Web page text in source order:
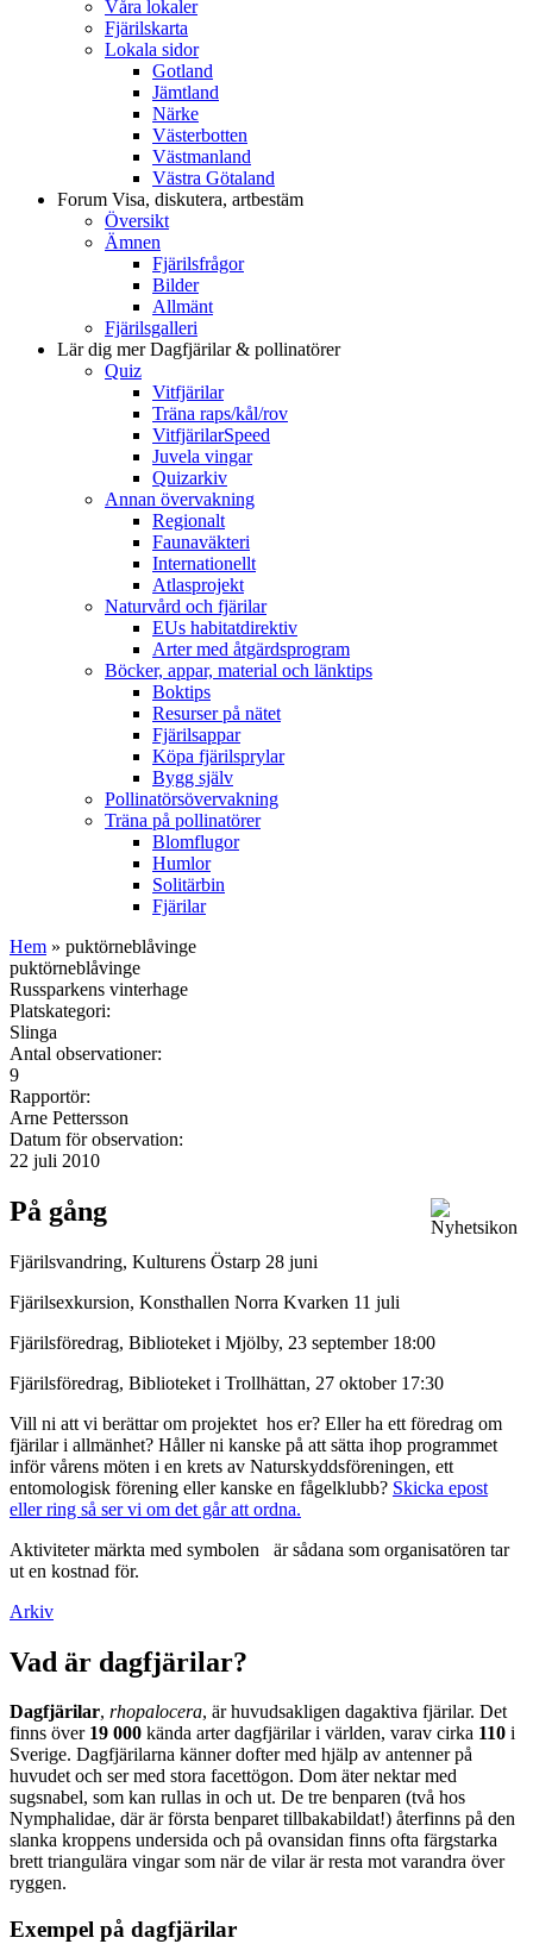
Våra lokaler
Fjärilskarta
Lokala sidor
Gotland
Jämtland
Närke
Västerbotten
Västmanland
Västra Götaland
Forum Visa, diskutera, artbestäm
Översikt
Ämnen
Fjärilsfrågor
Bilder
Allmänt
Fjärilsgalleri
Lär dig merDagfjärilar & pollinatörer
Quiz
Vitfjärilar
Träna raps/kål/rov
VitfjärilarSpeed
Juvela vingar
Quizarkiv
Annan övervakning
Regionalt
Faunaväkteri
Internationellt
Atlasprojekt
Naturvård och fjärilar
EUs habitatdirektiv
Arter med åtgärdsprogram
Böcker, appar, material och länktips
Boktips
Resurser på nätet
Fjärilsappar
Köpa fjärilsprylar
Bygg själv
Pollinatörsövervakning
Träna på pollinatörer
Blomflugor
Humlor
Solitärbin
Fjärilar
Hem » puktörneblåvinge
puktörneblåvinge
Russparkens vinterhage
Platskategori:
Slinga
Antal observationer:
9
Rapportör:
Arne Pettersson
Datum för observation:
22 juli 2010
På gång
Fjärilsvandring, Kulturens Östarp 28 juni
Fjärilsexkursion, Konsthallen Norra Kvarken 11 juli
Fjärilsföredrag, Biblioteket i Mjölby, 23 september 18:00
Fjärilsföredrag, Biblioteket i Trollhättan, 27 oktober 17:30
Vill ni att vi berättar om projektet hos er? Eller ha ett föredrag om
fjärilar i allmänhet? Håller ni kanske på att sätta ihop programmet
inför vårens möten i en krets av Naturskyddsföreningen, ett
entomologisk förening eller kanske en fågelklubb? Skicka epost
eller ring så ser vi om det går att ordna.
Aktiviteter märkta med symbolen
är sådana som organisatören tar
ut en kostnad för.
Arkiv
Vad är dagfjärilar?
Dagfjärilar, rhopalocera, är huvudsakligen dagaktiva fjärilar. Det
finns över 19 000 kända arter dagfjärilar i världen, varav cirka 110 i
Sverige. Dagfjärilarna känner dofter med hjälp av antenner på
huvudet och ser med stora facettögon. Dom äter nektar med
sugsnabel, som kan rullas in och ut. De tre benparen (två hos
Nymphalidae, där är första benparet tillbakabildat!) återfinns på den
slanka kroppens undersida och på ovansidan finns ofta färgstarka
brett triangulära vingar som när de vilar är resta mot varandra över
ryggen.
Exempel på dagfjärilar